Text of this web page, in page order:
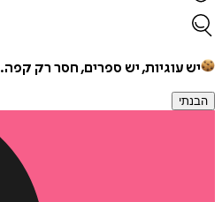
יש עוגיות, יש ספרים, חסר רק קפה.
הבנתי